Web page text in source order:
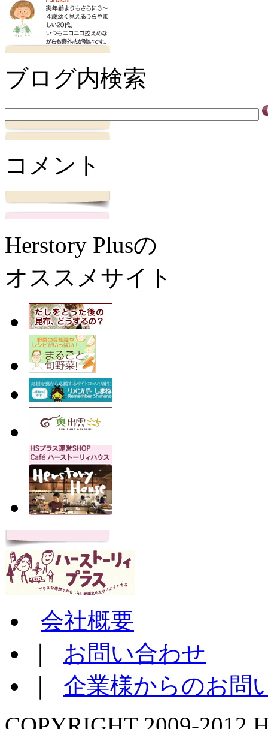
ブログ内検索
コメント
Herstory Plusの
オススメサイト
会社概要
お問い合わせ
企業様からのお問